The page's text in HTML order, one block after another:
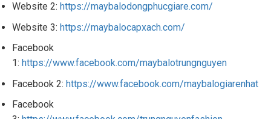
Website 2: https://maybalodongphucgiare.com/
Website 3: https://maybalocapxach.com/
Facebook
1: https://www.facebook.com/maybalotrungnguyen
Facebook 2: https://www.facebook.com/maybalogiarenhat
Facebook